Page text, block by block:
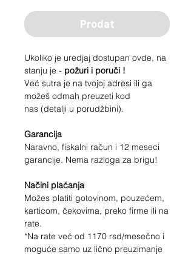
Price
Prodat
Ukoliko je uredjaj dostupan ovde, na
stanju je - požuri i poruči !
Već sutra je na tvojoj adresi ili ga
možeš odmah preuzeti kod
nas (detalji u porudžbini).
Garancija
Naravno, fiskalni račun i 12 meseci
garancije. Nema razloga za brigu!
Načini plaćanja
Možes platiti gotovinom, pouzećem,
karticom, čekovima, preko firme ili na
rate.
*Na rate već od 1170 rsd/mesečno i
moguće samo uz lično preuzimanje